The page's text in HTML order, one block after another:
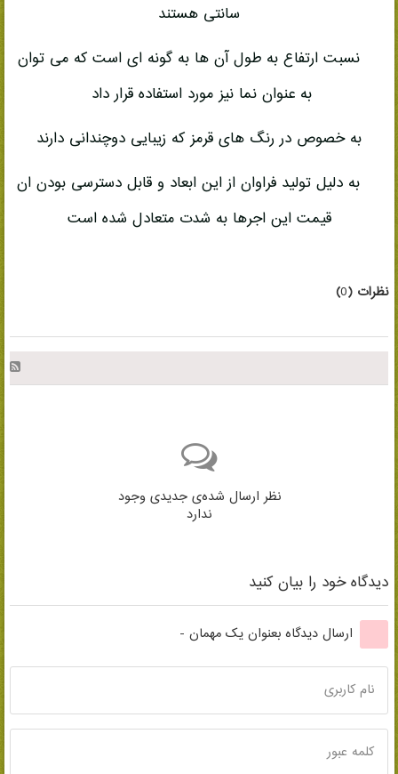
سانتی هستند
نسبت ارتفاع به طول آن ها به گونه ای است که می توان
به عنوان نما نیز مورد استفاده قرار داد
به خصوص در رنگ های قرمز که زیبایی دوچندانی دارند
به دلیل تولید فراوان از این ابعاد و قابل دسترسی بودن ان
قیمت این اجرها به شدت متعادل شده است
نظرات (0
)
نظر ارسال شده‌ی جدیدی وجود
ندارد
دیدگاه خود را بیان کنید
ارسال دیدگاه بعنوان یک مهمان -
نام کاربری
کلمه عبور